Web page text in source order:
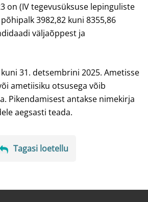
on (IV tegevusüksuse lepinguliste
3982,82 kuni 8355,86
väljaõppest ja
31. detsembrini 2025. Ametisse
ametiisiku otsusega võib
Pikendamisest antakse nimekirja
aegsasti teada.
Tagasi loetellu